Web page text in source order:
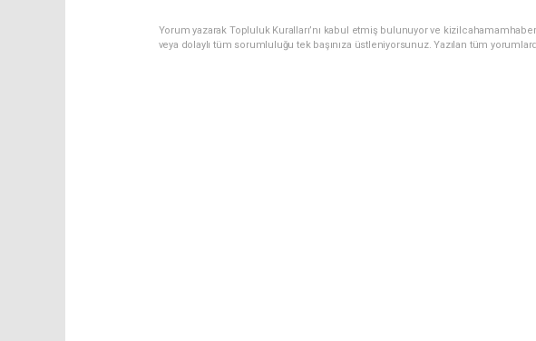
Yorum yazarak Topluluk Kuralları’nı kabul etmiş bulunuyor ve
veya dolaylı tüm sorumluluğu tek başınıza üstleniyorsunuz. Yazılan tüm